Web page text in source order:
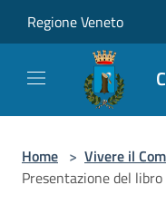
Regione Veneto
Home > Vivere il
Presentazione del